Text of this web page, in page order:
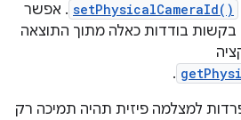
setPhysicalCameraId() . אפשר
בודדות כאלה מתוך התוצאה
.
למצלמה פיזית תהיה תמיכה רק